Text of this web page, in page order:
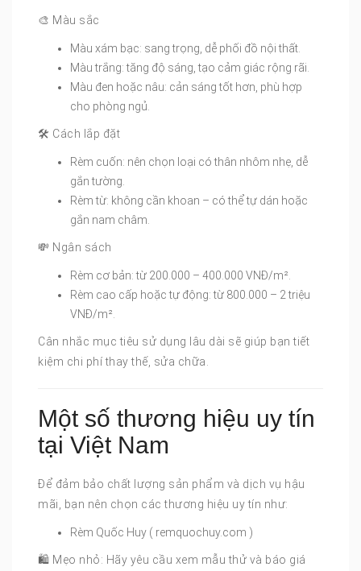
🎨 Màu sắc
Màu xám bạc: sang trọng, dễ phối đồ nội thất.
Màu trắng: tăng độ sáng, tạo cảm giác rộng rãi.
Màu đen hoặc nâu: cản sáng tốt hơn, phù hợp
cho phòng ngủ.
🛠 Cách lắp đặt
Rèm cuốn: nên chọn loại có thân nhôm nhẹ, dễ
gắn tường.
Rèm từ: không cần khoan – có thể tự dán hoặc
gắn nam châm.
💸 Ngân sách
Rèm cơ bản: từ 200.000 – 400.000 VNĐ/m².
Rèm cao cấp hoặc tự động: từ 800.000 – 2 triệu
VNĐ/m².
Cân nhắc mục tiêu sử dụng lâu dài sẽ giúp bạn tiết
kiệm chi phí thay thế, sửa chữa.
Một số thương hiệu uy tín
tại Việt Nam
Để đảm bảo chất lượng sản phẩm và dịch vụ hậu
mãi, bạn nên chọn các thương hiệu uy tín như:
Rèm Quốc Huy ( remquochuy.com )
🛍 Mẹo nhỏ: Hãy yêu cầu xem mẫu thử và báo giá